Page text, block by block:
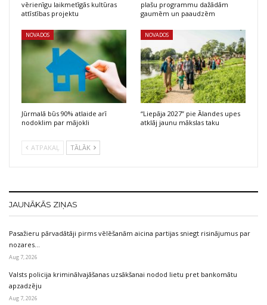
vērienīgu laikmetīgās kultūras
attīstības projektu
plašu programmu dažādām
gaumēm un paaudzēm
NOVADOS
Jūrmalā būs 90% atlaide arī
nodoklim par mājokli
NOVADOS
“Liepāja 2027” pie Ālandes upes
atklāj jaunu mākslas taku
ATPAKAĻ TĀLĀK
JAUNĀKĀS ZIŅAS
Pasažieru pārvadātāji pirms vēlēšanām aicina partijas sniegt risinājumus par
nozares…
Aug 7, 2026
Valsts policija kriminālvajāšanas uzsākšanai nodod lietu pret bankomātu
apzadzēju
Aug 7, 2026